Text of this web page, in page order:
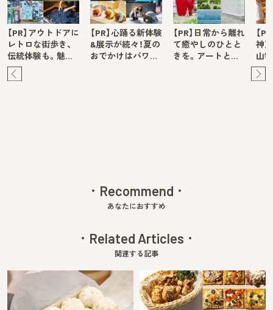
【PR】アウトドアに
レトロな街歩き、
伝統体験も。魅…
【PR】心踊る新体験
&展示が続々！夏の
おでかけはパワ…
【PR】日常から離れ
て癒やしのひとと
きを。アートと…
【
神
山
Recommend
あなたにおすすめ
Related Articles
関連する記事